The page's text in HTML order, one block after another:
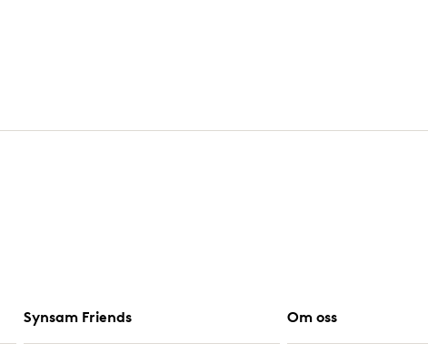
Synsam Friends Om oss